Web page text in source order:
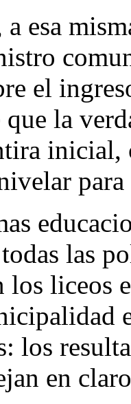
esa
el
la
inicial,
las
los liceos
los
en